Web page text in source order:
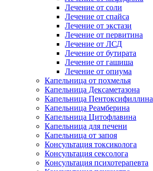
Лечение от соли
Лечение от спайса
Лечение от экстази
Лечение от первитина
Лечение от ЛСД
Лечение от бутирата
Лечение от гашиша
Лечение от опиума
Капельница от похмелья
Капельница Дексаметазона
Капельница Пентоксифиллина
Капельница Реамберина
Капельница Цитофлавина
Капельница для печени
Капельница от запоя
Консультация токсиколога
Консультация сексолога
Консультация психотерапевта